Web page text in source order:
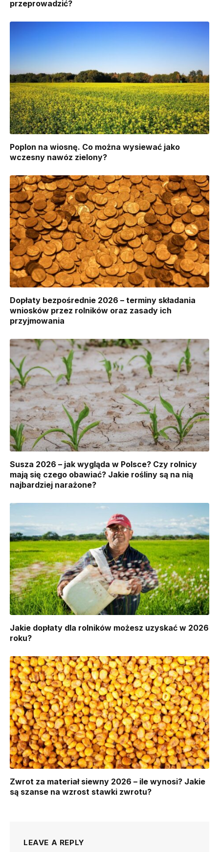
przeprowadzić?
Poplon na wiosnę. Co można wysiewać jako
wczesny nawóz zielony?
Dopłaty bezpośrednie 2026 – terminy składania
wniosków przez rolników oraz zasady ich
przyjmowania
Susza 2026 – jak wygląda w Polsce? Czy rolnicy
mają się czego obawiać? Jakie rośliny są na nią
najbardziej narażone?
Jakie dopłaty dla rolników możesz uzyskać w 2026
roku?
Zwrot za materiał siewny 2026 – ile wynosi? Jakie
są szanse na wzrost stawki zwrotu?
LEAVE A REPLY